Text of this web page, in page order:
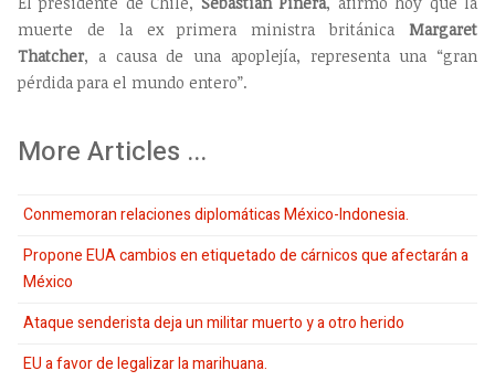
muerte de la ex primera ministra británica Margaret
Thatcher, a causa de una apoplejía, representa una “gran
pérdida para el mundo entero”.
More Articles ...
Conmemoran relaciones diplomáticas México-Indonesia.
Propone EUA cambios en etiquetado de cárnicos que afectarán a
México
Ataque senderista deja un militar muerto y a otro herido
EU a favor de legalizar la marihuana.